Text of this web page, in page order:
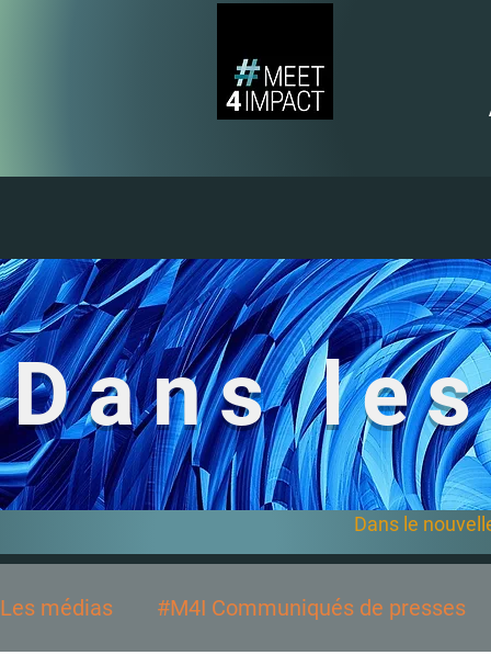
Dans
Dans le
Les médias #M4I Communiqués de presses